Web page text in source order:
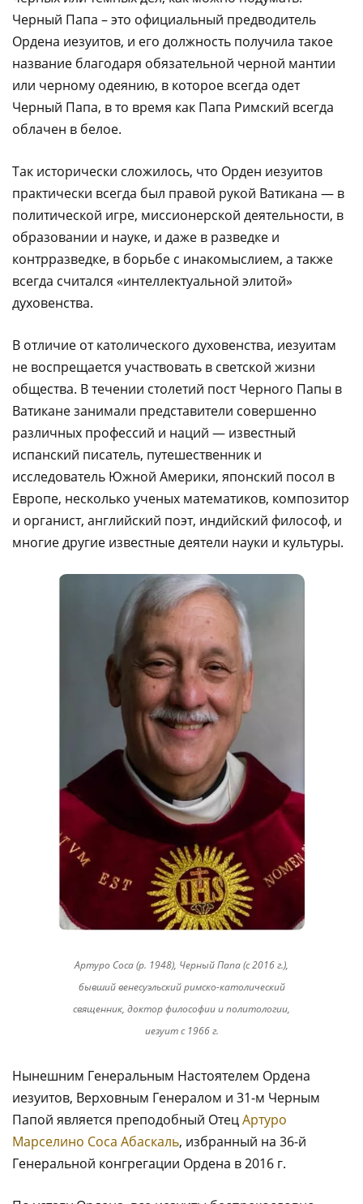
Черный Папа – это официальный предводитель
Ордена иезуитов, и его должность получила такое
название благодаря обязательной черной мантии
или черному одеянию, в которое всегда одет
Черный Папа, в то время как Папа Римский всегда
облачен в белое.
Так исторически сложилось, что Орден иезуитов
практически всегда был правой рукой Ватикана — в
политической игре, миссионерской деятельности, в
образовании и науке, и даже в разведке и
контрразведке, в борьбе с инакомыслием, а также
всегда считался «интеллектуальной элитой»
духовенства.
В отличие от католического духовенства, иезуитам
не воспрещается участвовать в светской жизни
общества. В течении столетий пост Черного Папы в
Ватикане занимали представители совершенно
различных профессий и наций — известный
испанский писатель, путешественник и
исследователь Южной Америки, японский посол в
Европе, несколько ученых математиков, композитор
и органист, английский поэт, индийский философ, и
многие другие известные деятели науки и культуры.
Артуро Соса (р. 1948), Черный Папа (с 2016 г.),
бывший венесуэльский римско-католический
священник, доктор философии и политологии,
иезуит с 1966 г.
Нынешним Генеральным Настоятелем Ордена
иезуитов, Верховным Генералом и 31-м Черным
Папой является преподобный ОтецАртуро
Марселино Соса Абаскаль, избранный на 36-й
Генеральной конгрегации Ордена в 2016 г.